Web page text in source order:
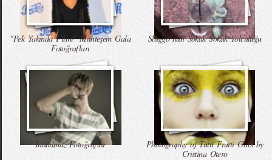
"Pek Yakında Filmi" Muhteşem Gala
Fotoğrafları
Sluggo`nun Sokak Sokak Yolculuğu
İnanılmaz Fotoğraflar
Photography of Tutti Frutti Girls by
Cristina Otero